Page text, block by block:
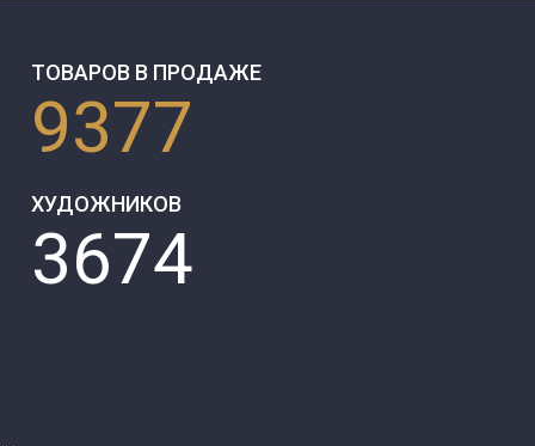
ТОВАРОВ В ПРОДАЖЕ
9377
ХУДОЖНИКОВ
3674